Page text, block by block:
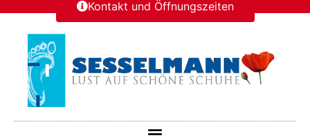
Kontakt und Öffnungszeiten